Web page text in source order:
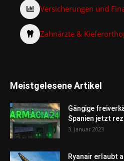
Versicherungen und
Zahnärzte &
Meistgelesene Artikel
Gängige
Spanien jetzt
3. Januar 2023
Ryanair erlaubt